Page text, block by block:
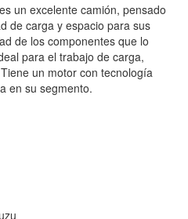
un excelente camión, pensado
de carga y espacio para sus
de los componentes que lo
para el trabajo de carga,
un motor con tecnología
en su segmento.